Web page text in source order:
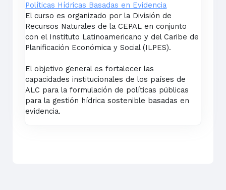
Políticas Hídricas Basadas en Evidencia
El curso es organizado por la División de
Recursos Naturales de la CEPAL en conjunto
con el Instituto Latinoamericano y del Caribe de
Planificación Económica y Social (ILPES).
El objetivo general es fortalecer las
capacidades institucionales de los países de
ALC para la formulación de políticas públicas
para la gestión hídrica sostenible basadas en
evidencia.